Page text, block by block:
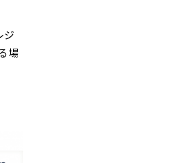
ジ
場